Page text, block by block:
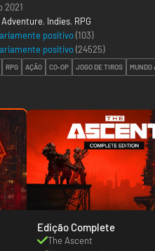
2021
Adventure, Indies, RPG
positivo(103)
positivo(24525)
RPG AÇÃO CO-OP JOGO DE TIROS MUNDO
Edição Complete
The Ascent